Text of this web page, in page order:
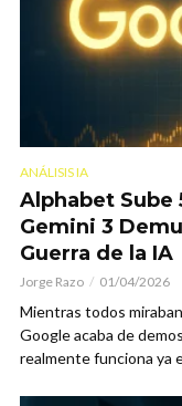
ANÁLISIS IA
Alphabet Sube
Gemini 3
Guerra de la IA
Jorge Razo 01/04/2026
Mientras todos
Google acaba de
realmente funciona ya